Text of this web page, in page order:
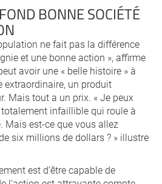
BONNE SOCIÉTÉ
ne fait pas la différence
et une bonne action », affirme
avoir une « belle histoire » à
extraordinaire, un produit
Mais tout a un prix. « Je peux
infaillible qui roule à
Mais est-ce que vous allez
six millions de dollars ? » illustre
est d’être capable de